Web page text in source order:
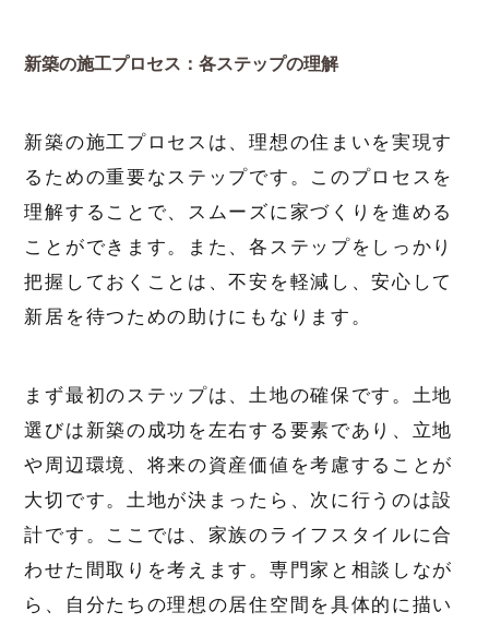
新築の施工プロセス：各ステップの理解
新築の施工プロセスは、理想の住まいを実現す
るための重要なステップです。このプロセスを
理解することで、スムーズに家づくりを進める
ことができます。また、各ステップをしっかり
把握しておくことは、不安を軽減し、安心して
新居を待つための助けにもなります。
まず最初のステップは、土地の確保です。土地
選びは新築の成功を左右する要素であり、立地
や周辺環境、将来の資産価値を考慮することが
大切です。土地が決まったら、次に行うのは設
計です。ここでは、家族のライフスタイルに合
わせた間取りを考えます。専門家と相談しなが
ら、自分たちの理想の居住空間を具体的に描い